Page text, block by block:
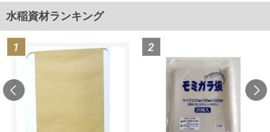
水稲資材ランキング